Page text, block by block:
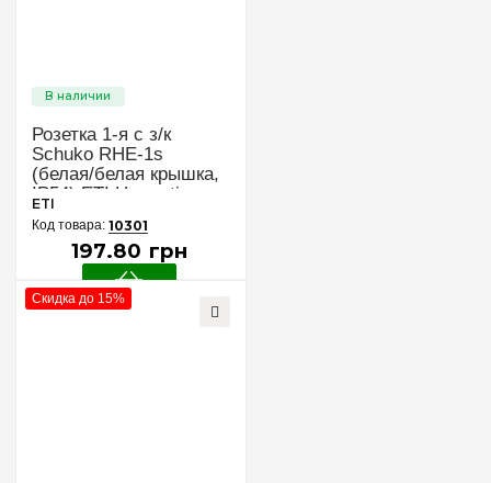
Розетка 1-я с з/к
Schuko RHE-1s
(белая/белая крышка,
IP54) ETI Hermetics
4668015
ETI
10301
197.80 грн
Скидка до 15%